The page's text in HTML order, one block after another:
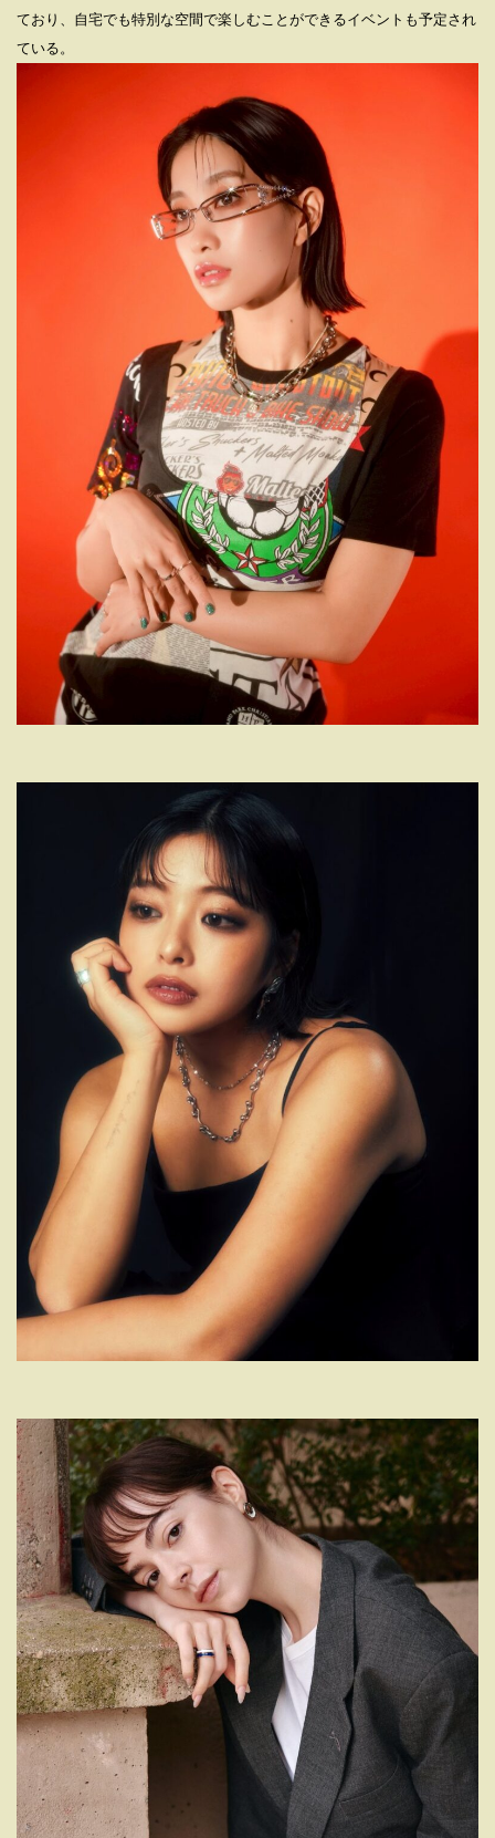
ており、自宅でも特別な空間で楽しむことができるイベントも予定され
ている。